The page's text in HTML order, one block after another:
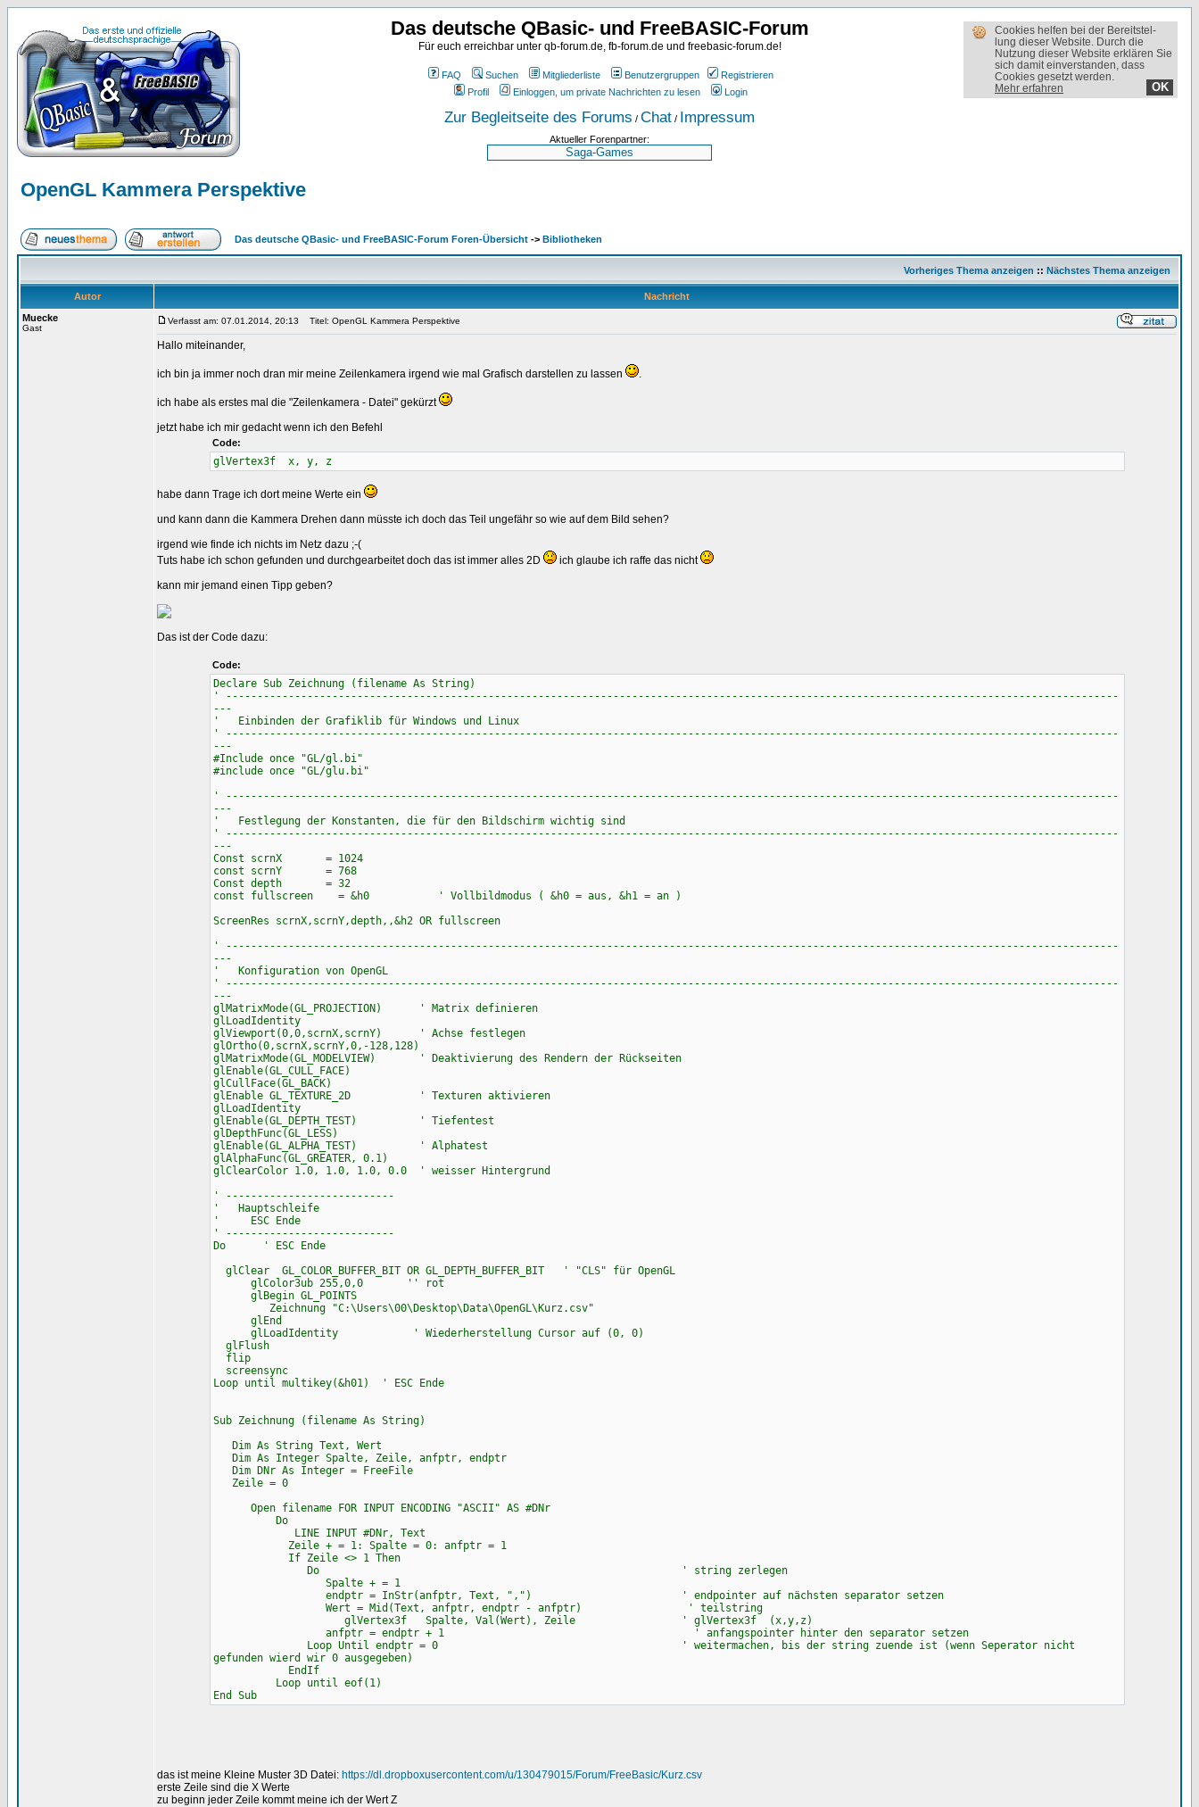
Cookies helfen bei der Bereit­stel­
lung dieser Website. Durch die
Nutzung dieser Website erklären Sie
sich damit einverstanden, dass
Cookies gesetzt werden.
Mehr erfahren
OK
Das deutsche QBasic- und FreeBASIC-Forum
Für euch erreichbar unter qb-forum.de, fb-forum.de und freebasic-forum.de!
FAQ Suchen Mitgliederliste Benutzergruppen
Registrieren
Profil
Einloggen, um private Nachrichten zu lesen Login
Zur Begleitseite des Forums / Chat / Impressum
Aktueller Forenpartner:
OpenGL Kammera Perspektive
Das deutsche QBasic- und FreeBASIC-Forum Foren-Übersicht -> Bibliotheken
Vorheriges Thema anzeigen :: Nächstes Thema anzeigen
Autor
Nachricht
Muecke
Gast
Verfasst am: 07.01.2014, 20:13 Titel: OpenGL Kammera Perspektive
Hallo miteinander,
ich bin ja immer noch dran mir meine Zeilenkamera irgend wie mal Grafisch darstellen zu lassen .
ich habe als erstes mal die "Zeilenkamera - Datei" gekürzt
jetzt habe ich mir gedacht wenn ich den Befehl
Code:
glVertex3f x, y, z
habe dann Trage ich dort meine Werte ein
und kann dann die Kammera Drehen dann müsste ich doch das Teil ungefähr so wie auf dem Bild sehen?
irgend wie finde ich nichts im Netz dazu ;-(
Tuts habe ich schon gefunden und durchgearbeitet doch das ist immer alles 2D
ich glaube ich raffe das nicht
kann mir jemand einen Tipp geben?
Das ist der Code dazu:
Code:
Declare Sub Zeichnung (filename As String)
' -----------------------------------------------------------------------------------------------------------------------------------------------
---
' Einbinden der Grafiklib für Windows und Linux
' -----------------------------------------------------------------------------------------------------------------------------------------------
---
#Include once "GL/gl.bi"
#include once "GL/glu.bi"
' -----------------------------------------------------------------------------------------------------------------------------------------------
---
' Festlegung der Konstanten, die für den Bildschirm wichtig sind
' -----------------------------------------------------------------------------------------------------------------------------------------------
---
Const scrnX = 1024
const scrnY = 768
Const depth = 32
const fullscreen = &h0 ' Vollbildmodus ( &h0 = aus, &h1 = an )
ScreenRes scrnX,scrnY,depth,,&h2 OR fullscreen
' -----------------------------------------------------------------------------------------------------------------------------------------------
---
' Konfiguration von OpenGL
' -----------------------------------------------------------------------------------------------------------------------------------------------
---
glMatrixMode(GL_PROJECTION) ' Matrix definieren
glLoadIdentity
glViewport(0,0,scrnX,scrnY) ' Achse festlegen
glOrtho(0,scrnX,scrnY,0,-128,128)
glMatrixMode(GL_MODELVIEW) ' Deaktivierung des Rendern der Rückseiten
glEnable(GL_CULL_FACE)
glCullFace(GL_BACK)
glEnable GL_TEXTURE_2D ' Texturen aktivieren
glLoadIdentity
glEnable(GL_DEPTH_TEST) ' Tiefentest
glDepthFunc(GL_LESS)
glEnable(GL_ALPHA_TEST) ' Alphatest
glAlphaFunc(GL_GREATER, 0.1)
glClearColor 1.0, 1.0, 1.0, 0.0 ' weisser Hintergrund
' ---------------------------
' Hauptschleife
' ESC Ende
' ---------------------------
Do ' ESC Ende
glClear GL_COLOR_BUFFER_BIT OR GL_DEPTH_BUFFER_BIT ' "CLS" für OpenGL
glColor3ub 255,0,0 '' rot
glBegin GL_POINTS
Zeichnung "C:\Users\00\Desktop\Data\OpenGL\Kurz.csv"
glEnd
glLoadIdentity ' Wiederherstellung Cursor auf (0, 0)
glFlush
flip
screensync
Loop until multikey(&h01) ' ESC Ende
Sub Zeichnung (filename As String)
Dim As String Text, Wert
Dim As Integer Spalte, Zeile, anfptr, endptr
Dim DNr As Integer = FreeFile
Zeile = 0
Open filename FOR INPUT ENCODING "ASCII" AS #DNr
Do
LINE INPUT #DNr, Text
Zeile + = 1: Spalte = 0: anfptr = 1
If Zeile <> 1 Then
Do ' string zerlegen
Spalte + = 1
endptr = InStr(anfptr, Text, ",") ' endpointer auf nächsten separator setzen
Wert = Mid(Text, anfptr, endptr - anfptr) ' teilstring
glVertex3f Spalte, Val(Wert), Zeile ' glVertex3f (x,y,z)
anfptr = endptr + 1 ' anfangspointer hinter den separator setzen
Loop Until endptr = 0 ' weitermachen, bis der string zuende ist (wenn Seperator nicht
gefunden wierd wir 0 ausgegeben)
EndIf
Loop until eof(1)
End Sub
das ist meine Kleine Muster 3D Datei: https://dl.dropboxusercontent.com/u/130479015/Forum/FreeBasic/Kurz.csv
erste Zeile sind die X Werte
zu beginn jeder Zeile kommt meine ich der Wert Z